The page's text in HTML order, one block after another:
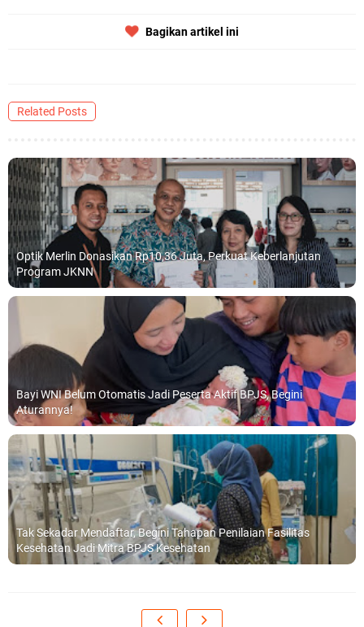
Bagikan artikel ini
Related Posts
Optik Merlin Donasikan Rp10,36 Juta, Perkuat Keberlanjutan
Program JKNN
Bayi WNI Belum Otomatis Jadi Peserta Aktif BPJS, Begini
Aturannya!
Tak Sekadar Mendaftar, Begini Tahapan Penilaian Fasilitas
Kesehatan Jadi Mitra BPJS Kesehatan